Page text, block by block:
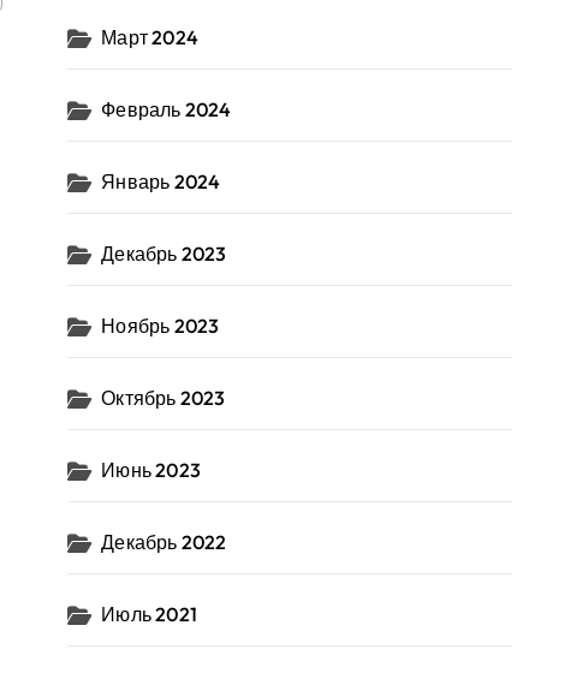
Март 2024
Февраль 2024
Январь 2024
Декабрь 2023
Ноябрь 2023
Октябрь 2023
Июнь 2023
Декабрь 2022
Июль 2021